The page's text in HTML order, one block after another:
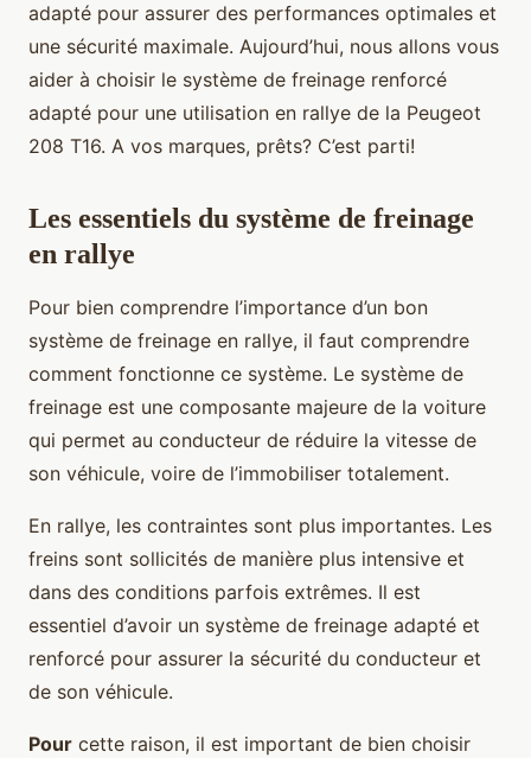
adapté pour assurer des performances optimales et
une sécurité maximale. Aujourd’hui, nous allons vous
aider à choisir le système de freinage renforcé
adapté pour une utilisation en rallye de la Peugeot
208 T16. A vos marques, prêts? C’est parti!
Les essentiels du système de freinage
en rallye
Pour bien comprendre l’importance d’un bon
système de freinage en rallye, il faut comprendre
comment fonctionne ce système. Le système de
freinage est une composante majeure de la voiture
qui permet au conducteur de réduire la vitesse de
son véhicule, voire de l’immobiliser totalement.
En rallye, les contraintes sont plus importantes. Les
freins sont sollicités de manière plus intensive et
dans des conditions parfois extrêmes. Il est
essentiel d’avoir un système de freinage adapté et
renforcé pour assurer la sécurité du conducteur et
de son véhicule.
Pour cette raison, il est important de bien choisir